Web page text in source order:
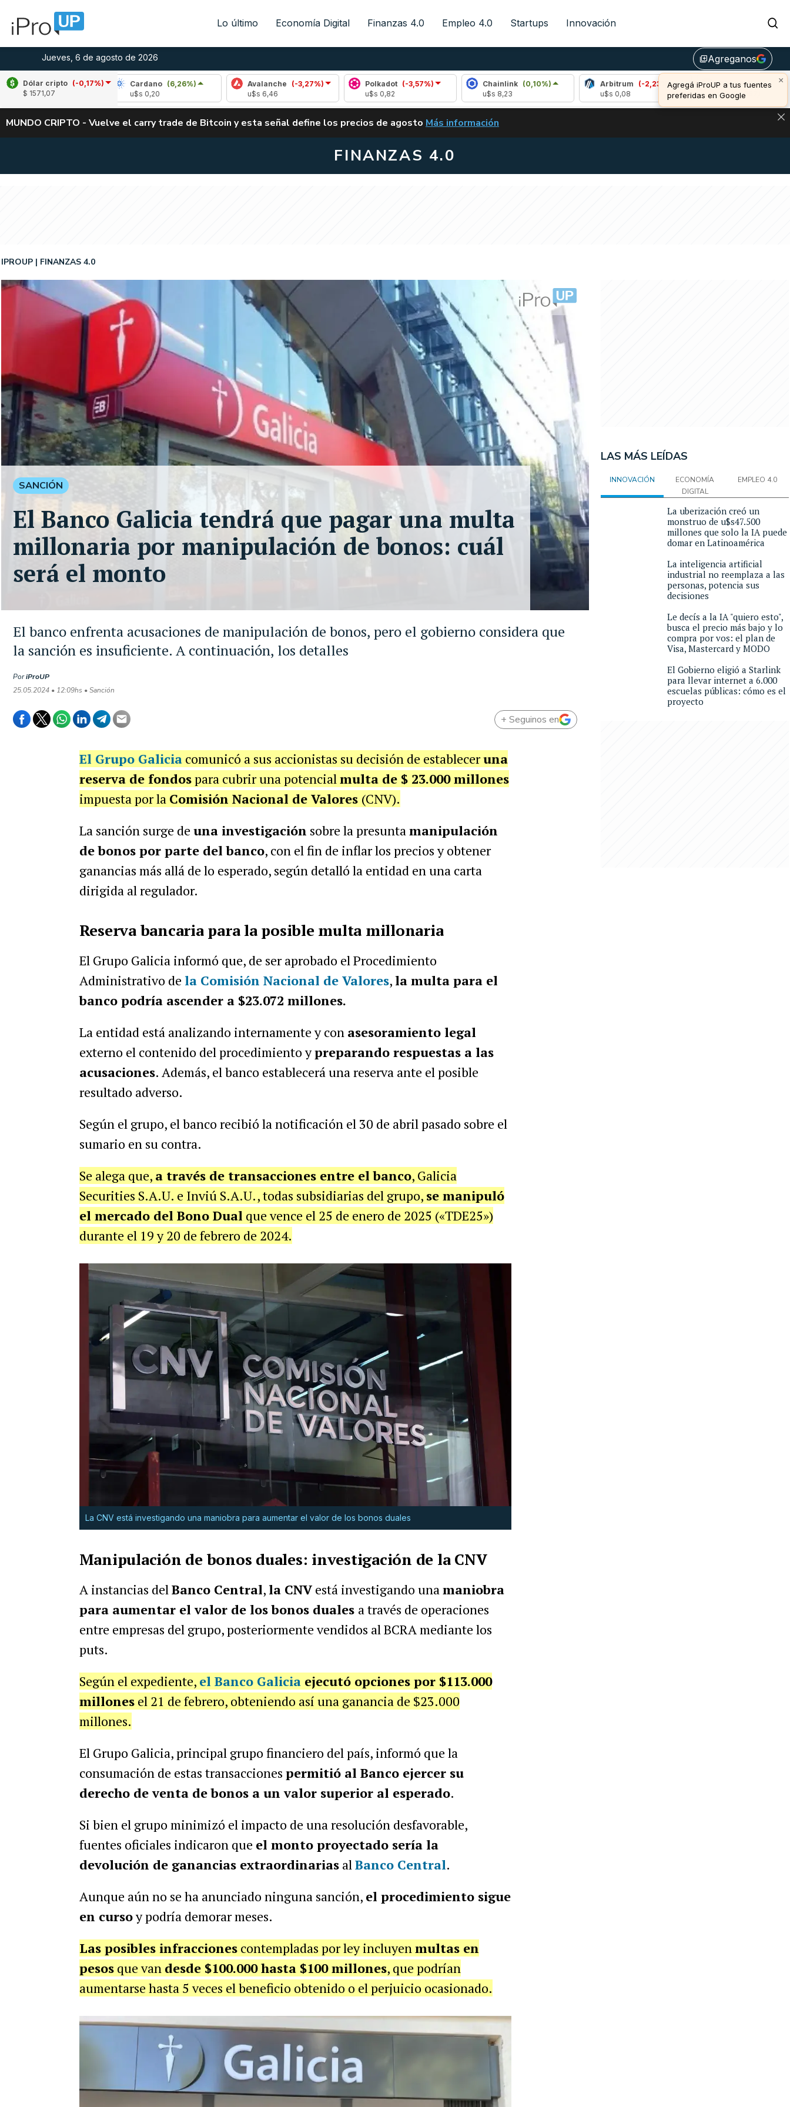
Lo último Economía Digital Finanzas 4.0 Empleo 4.0 Startups Innovación
Jueves, 6 de agosto de 2026 library_addAgreganos
×
Agregá iProUP a tus fuentes
preferidas en Google
Dólar cripto (-0,17%)
$ 1571,07
3,54%) Cardano (6,26%)
Avalanche
(-3,27%)
Polkadot (-3,57%)
Chainlink
(0,10%)
Arbitrum
(-2,23%)
Bitcoin (-0,73%)
u$s 64.367,00
ALERTA
MUNDO CRIPTO - Vuelve el carry trade de Bitcoin y esta señal define los precios de agosto VUELVE EL CARRY TRADE DE BITCOIN Y ESTA SEÑAL DEFINE LOS PRECIOS DE
Más información
FINANZAS 4.0
El banco enfrenta acusaciones de manipulación de bonos, pero el gobierno considera que
la sanción es insuficiente. A continuación, los detalles
IPROUP FINANZAS 4.0
PoriProUP
25.05.2024 • 12:09hs • Sanción
SANCIÓN
El Banco Galicia tendrá que pagar una multa
millonaria por manipulación de bonos: cuál
será el monto
+ Seguinos en
El Grupo Galiciacomunicó a sus accionistas su decisión de estableceruna
reserva de fondospara cubrir una potencialmulta de $ 23.000 millones
impuesta por la Comisión Nacional de Valores (CNV).
La sanción surge de una investigación sobre la presuntamanipulación
de bonos por parte del banco, con el fin de inflar los precios y obtener
ganancias más allá de lo esperado, según detalló la entidad en una carta
dirigida al regulador.
Reserva bancaria para la posible multa millonaria
El Grupo Galicia informó que, de ser aprobado el Procedimiento
Administrativo de la Comisión Nacional de Valores,la multa para el
banco podría ascender a $23.072 millones.
La entidad está analizando internamente y con asesoramiento legal
externo el contenido del procedimiento ypreparando respuestas a las
acusaciones. Además, el banco establecerá una reserva ante el posible
resultado adverso.
Según el grupo, el banco recibió la notificación el 30 de abril pasado sobre el
sumario en su contra.
Se alega que, a través de transacciones entre el banco, Galicia
Securities S.A.U. e Inviú S.A.U., todas subsidiarias del grupo, se manipuló
el mercado del Bono Dual que vence el 25 de enero de 2025 («TDE25»)
durante el 19 y 20 de febrero de 2024.
La CNV está investigando una maniobra para aumentar el valor de los bonos duales
Manipulación de bonos duales: investigación de la CNV
A instancias delBanco Central,la CNVestá investigando unamaniobra
para aumentar el valor de los bonos duales a través de operaciones
entre empresas del grupo, posteriormente vendidos al BCRA mediante los
puts.
Según el expediente, el Banco Galiciaejecutó opciones por $113.000
millonesel 21 de febrero, obteniendo así una ganancia de $23.000
millones.
El Grupo Galicia, principal grupo financiero del país, informó que la
consumación de estas transacciones permitió al Banco ejercer su
derecho de venta de bonos a un valor superior al esperado.
Si bien el grupo minimizó el impacto de una resolución desfavorable,
fuentes oficiales indicaron que el monto proyectado sería la
devolución de ganancias extraordinariasalBanco Central.
Aunque aún no se ha anunciado ninguna sanción, el procedimiento sigue
en cursoy podría demorar meses.
Las posibles infraccionescontempladas por ley incluyenmultas en
pesosque van desde $100.000 hasta $100 millones, que podrían
aumentarse hasta 5 veces el beneficio obtenido o el perjuicio ocasionado.
LAS MÁS LEÍDAS
INNOVACIÓN
ECONOMÍA
DIGITAL
EMPLEO 4.0
La uberización creó un
monstruo de u$s47.500
millones que solo la IA puede
domar en Latinoamérica
La inteligencia artificial
industrial no reemplaza a las
personas, potencia sus
decisiones
Le decís a la IA "quiero esto",
busca el precio más bajo y lo
compra por vos: el plan de
Visa, Mastercard y MODO
El Gobierno eligió a Starlink
para llevar internet a 6.000
escuelas públicas: cómo es el
proyecto